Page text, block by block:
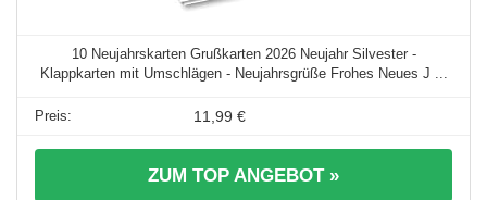
10 Neujahrskarten Grußkarten 2026 Neujahr Silvester -
Klappkarten mit Umschlägen - Neujahrsgrüße Frohes Neues J ...
11,99 €
ZUM TOP ANGEBOT »